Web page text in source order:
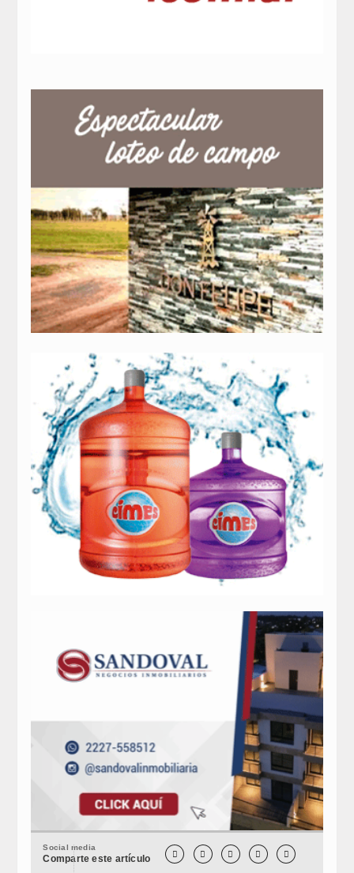
Social media
Comparte este artículo     